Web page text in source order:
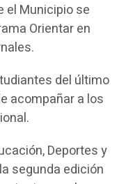
el Municipio se
Orientar en
del último
acompañar a los
Deportes y
segunda edición